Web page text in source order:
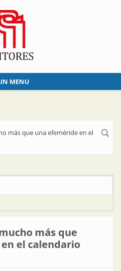
MENU
más que una efeméride en el
más que
el calendario